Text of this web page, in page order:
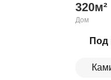
320м²
Дом
Под